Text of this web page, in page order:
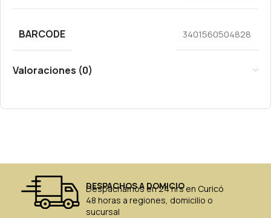
BARCODE 3401560504828
Valoraciones (0)
DESPACHOS A DOMICIO
Despachamos en 24 hrs en Curicó
48 horas a regiones, domicilio o
sucursal